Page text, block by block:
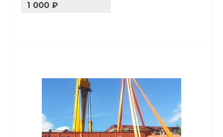
1 000 ₽